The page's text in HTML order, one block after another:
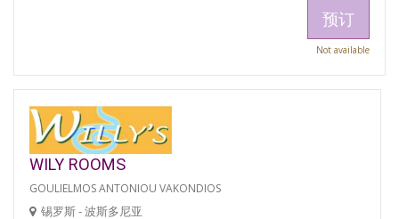
预订
Not available
WILY ROOMS
GOULIELMOS ANTONIOU VAKONDIOS
锡罗斯 - 波斯多尼亚